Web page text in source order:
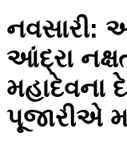
નવસારી:
આંદ્રા
મહાદેવના
પૂજારીએ